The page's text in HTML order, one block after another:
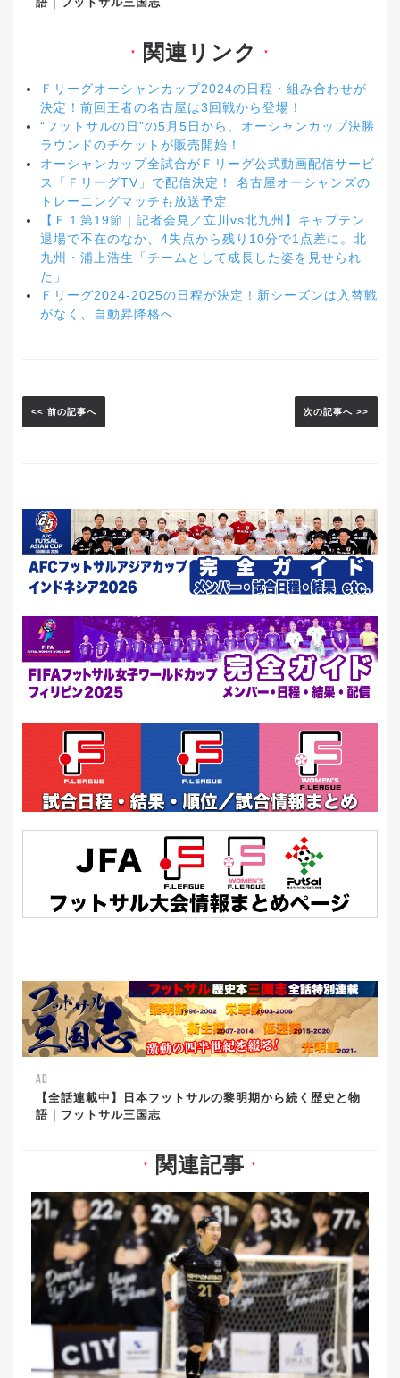
▼ 関連リンク ▼
Ｆリーグオーシャンカップ2024の日程・組み合わせが
決定！前回王者の名古屋は3回戦から登場！
“フットサルの日”の5月5日から、オーシャンカップ決勝
ラウンドのチケットが販売開始！
オーシャンカップ全試合がＦリーグ公式動画配信サービ
ス「ＦリーグTV」で配信決定！ 名古屋オーシャンズの
トレーニングマッチも放送予定
【Ｆ１第19節｜記者会見／立川vs北九州】キャプテン
退場で不在のなか、4失点から残り10分で1点差に。北
九州・浦上浩生「チームとして成長した姿を見せられ
た」
Ｆリーグ2024-2025の日程が決定！新シーズンは入替戦
がなく、自動昇降格へ
<< 前の記事へ 次の記事へ >>
AD
【全話連載中】日本フットサルの黎明期から続く歴史と物
語｜フットサル三国志
▼ 関連記事 ▼